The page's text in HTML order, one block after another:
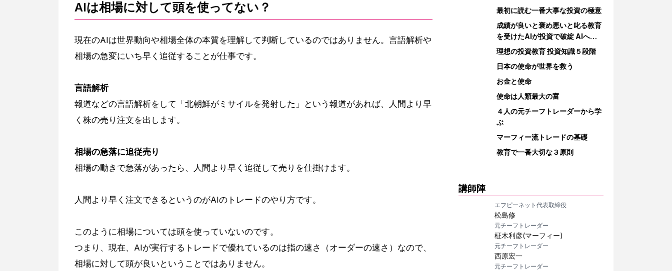
AIは相場に対して頭を使ってない？
現在のAIは世界動向や相場全体の本質を理解して判断しているのではありません。言語解析や
相場の急変にいち早く追従することが仕事です。
言語解析
報道などの言語解析をして「北朝鮮がミサイルを発射した」という報道があれば、人間より早
く株の売り注文を出します。
相場の急落に追従売り
相場の動きで急落があったら、人間より早く追従して売りを仕掛けます。
人間より早く注文できるというのがAIのトレードのやり方です。
このように相場については頭を使っていないのです。
つまり、現在、AIが実行するトレードで優れているのは指の速さ（オーダーの速さ）なので、
相場に対して頭が良いということではありません。
最初に読む一番大事な投資の極意
成績が良いと褒め悪いと叱る教育
を受けたAIが投資で破綻 AIへの
教育
理想の投資教育 投資知識５段階
日本の使命が世界を救う
お金と使命
使命は人類最大の富
４人の元チーフトレーダーから学
ぶ
マーフィー流トレードの基礎
教育で一番大切な３原則
講師陣
エフピーネット代表取締役
松島修
元チーフトレーダー
柾木利彦(マーフィー)
元チーフトレーダー
西原宏一
元チーフトレーダー